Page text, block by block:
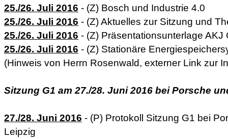
25./26. Juli 2016 - (Z) Bosch und Industrie 4.0
25./26. Juli 2016 - (Z) Aktuelles zur Sitzung und
25./26. Juli 2016 - (Z) Präsentationsunterlage AKJ
25./26. Juli 2016 - (Z) Stationäre
(Hinweis von Herrn Rosenwald, externer Link zur
Sitzung G1 am 27./28. Juni 2016 bei Porsche
27./28. Juni 2016 - (P) Protokoll Sitzung G1 bei
Leipzig